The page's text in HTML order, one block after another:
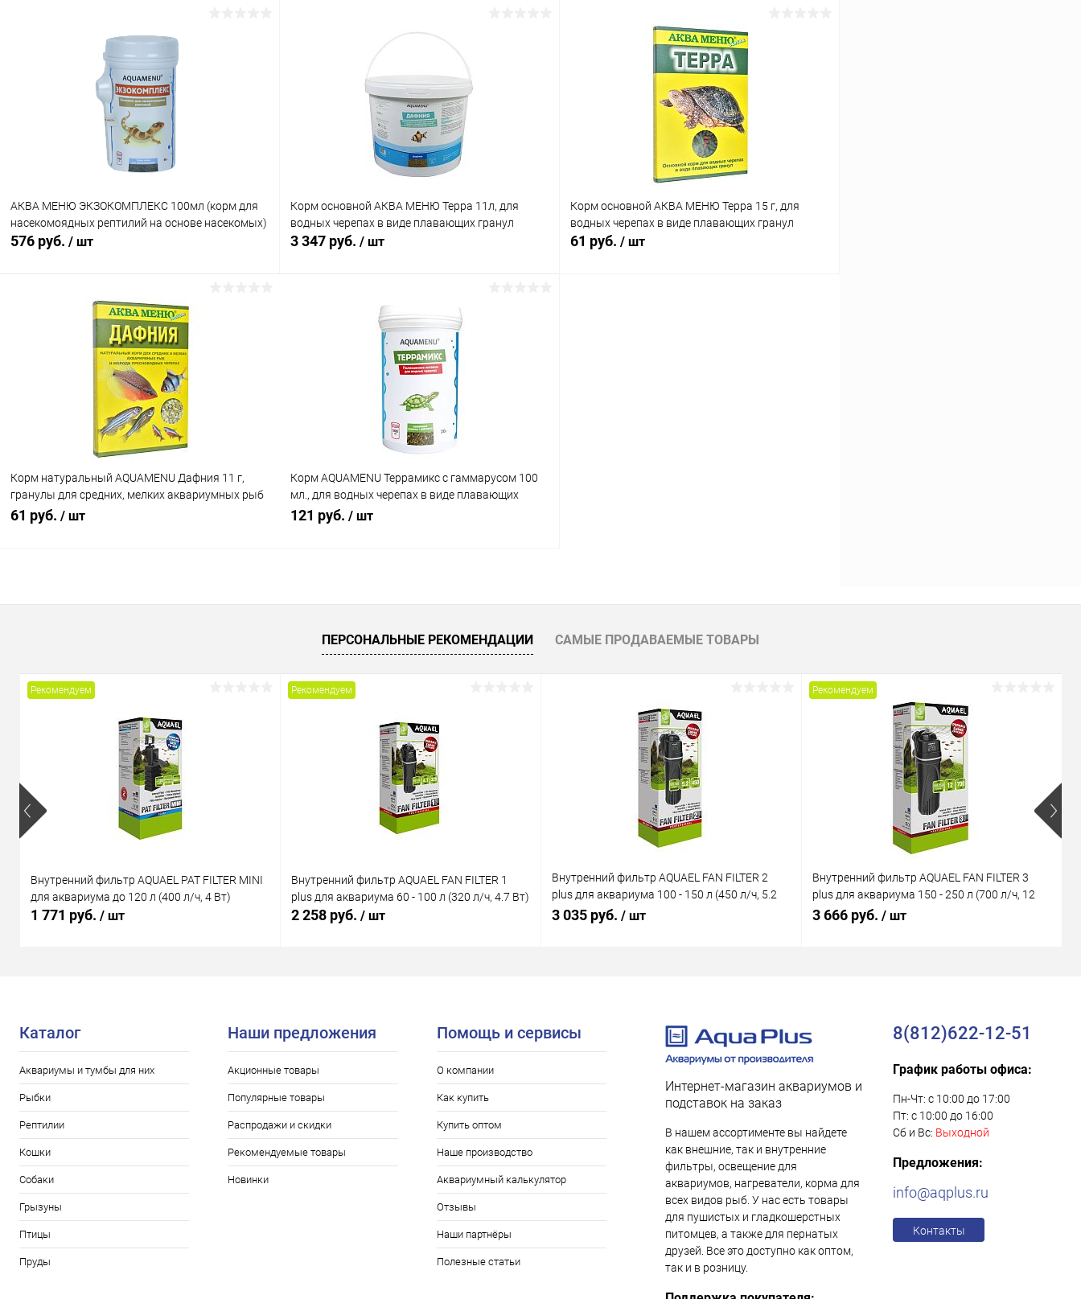
АКВА МЕНЮ ЭКЗОКОМПЛЕКС 100мл (корм для
насекомоядных рептилий на основе насекомых)
576 руб. / шт
В корзину
Купить в 1 клик Сравнение
В наличии
Корм основной АКВА МЕНЮ Терра 11л, для
водных черепах в виде плавающих гранул
3 347 руб. / шт
В корзину
Сравнение
В наличии
Корм основной АКВА МЕНЮ Терра 15 г, для
водных черепах в виде плавающих гранул
61 руб. / шт
Корм натуральный AQUAMENU Дафния 11 г,
гранулы для средних, мелких аквариумных рыб
и молодых пресноводных черепах
61 руб. / шт
Корм AQUAMENU Террамикс с гаммарусом 100
мл., для водных черепах в виде плавающих
гранул и гаммаруса NEW
121 руб. / шт
В наличии
ПЕРСОНАЛЬНЫЕ РЕКОМЕНДАЦИИ САМЫЕ ПРОДАВАЕМЫЕ ТОВАРЫ
Рекомендуем
Внутренний фильтр AQUAEL PAT FILTER MINI
для аквариума до 120 л (400 л/ч, 4 Вт)
1 771 руб. / шт
Рекомендуем
Внутренний фильтр AQUAEL FAN FILTER 1
plus для аквариума 60 - 100 л (320 л/ч, 4.7 Вт)
2 258 руб. / шт
Внутренний фильтр AQUAEL FAN FILTER 2
plus для аквариума 100 - 150 л (450 л/ч, 5.2
Вт)
3 035 руб. / шт
Рекомендуем
Внутренний фильтр AQUAEL FAN FILTER 3
plus для аквариума 150 - 250 л (700 л/ч, 12
Вт)
3 666 руб. / шт
Каталог
Аквариумы и тумбы для них
Рыбки
Рептилии
Кошки
Собаки
Грызуны
Птицы
Пруды
Наши предложения
Акционные товары
Популярные товары
Распродажи и скидки
Рекомендуемые товары
Новинки
Помощь и сервисы
О компании
Как купить
Купить оптом
Наше производство
Аквариумный калькулятор
Отзывы
Наши партнёры
Полезные статьи
Интернет-магазин аквариумов и
подставок на заказ
В нашем ассортименте вы найдете
как внешние, так и внутренние
фильтры, освещение для
аквариумов, нагреватели, корма для
всех видов рыб. У нас есть товары
для пушистых и гладкошерстных
питомцев, а также для пернатых
друзей. Все это доступно как оптом,
так и в розницу.
8(812)622-12-51
График работы офиса:
Пн-Чт: с 10:00 до 17:00
Пт: с 10:00 до 16:00
Сб и Вс: Выходной
Предложения:
info@aqplus.ru
Контакты